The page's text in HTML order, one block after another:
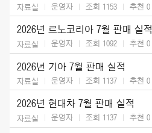
자료실 운영자 조회 1153 추천 0
2026년 르노코리아 7월 판매 실적
자료실 운영자 조회 1092 추천 0
2026년 기아 7월 판매 실적
자료실 운영자 조회 1137 추천 0
2026년 현대차 7월 판매 실적
자료실 운영자 조회 1137 추천 0